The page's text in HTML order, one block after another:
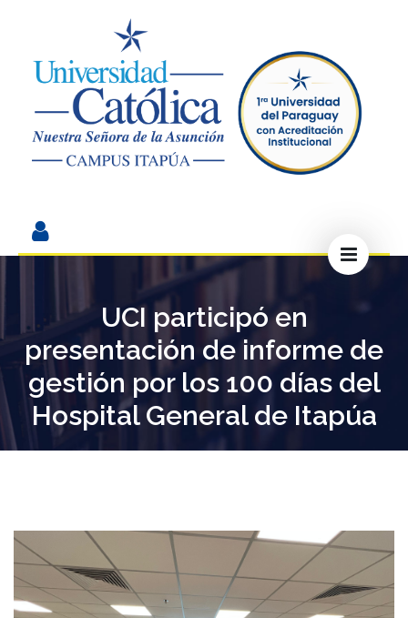
UCI participó en
presentación de informe de
gestión por los 100 días del
Hospital General de Itapúa